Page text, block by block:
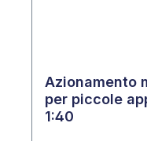
Azionamento
per piccole
1:40